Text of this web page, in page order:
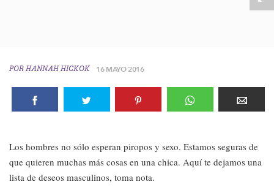
POR HANNAH HICKOK 16 MAYO 2016
Los hombres no sólo esperan piropos y sexo. Estamos seguras de
que quieren muchas más cosas en una chica. Aquí te dejamos una
lista de deseos masculinos, toma nota.